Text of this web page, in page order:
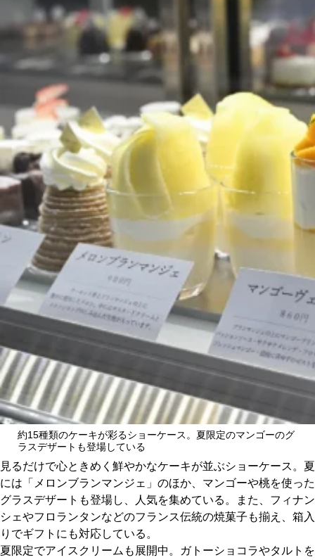
約15種類のケーキが彩るショーケース。夏限定のマンゴーのグ
ラスデザートも登場している
見るだけで心ときめく鮮やかなケーキが並ぶショーケース。夏
には「メロンブランマンジェ」のほか、マンゴーや桃を使った
グラスデザートも登場し、人気を集めている。また、フィナン
シェやフロランタンなどのフランス伝統の焼菓子も揃え、箱入
りでギフトにも対応している。
夏限定でアイスクリームも展開中。ガトーショコラやタルトを